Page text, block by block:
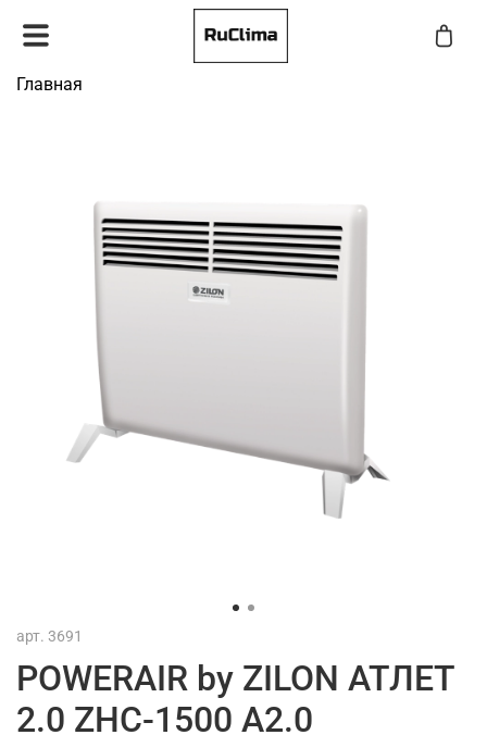
Главная
арт. 3691
POWERAIR by ZILON АТЛЕТ
2.0 ZHC-1500 A2.0